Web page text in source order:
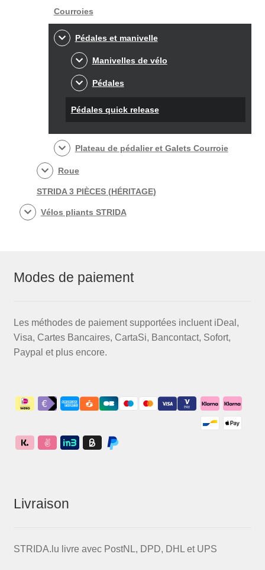
Courroies
Pédales et manivelle
Manivelles de vélo
Pédales
Pédales quick release
Plateau de pédalier et Galets Courroie
Roue
STRIDA 3 PIÈCES (HÉRITAGE)
Vélos pliants STRIDA
Modes de paiement
Les méthodes de paiement supportées incluent iDeal,
Visa, Cartes Bancaires, CartaSi, Bancontact, Sofort,
Paypal et plus encore.
Livraison
STRIDA.lu livre avec PostNL, DPD, DHL et UPS